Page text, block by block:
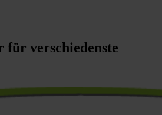
für verschiedenste